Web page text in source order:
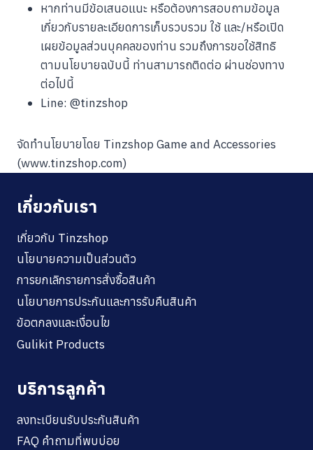
หากท่านมีข้อเสนอแนะ หรือต้องการสอบถามข้อมูล
เกี่ยวกับรายละเอียดการเก็บรวบรวม ใช้ และ/หรือเปิด
เผยข้อมูลส่วนบุคคลของท่าน รวมถึงการขอใช้สิทธิ
ตามนโยบายฉบับนี้ ท่านสามารถติดต่อ ผ่านช่องทาง
ต่อไปนี้
Line: @tinzshop
จัดทำนโยบายโดย Tinzshop Game and Accessories
(www.tinzshop.com)
เกี่ยวกับเรา
เกี่ยวกับ Tinzshop
นโยบายความเป็นส่วนตัว
การยกเลิกรายการสั่งซื้อสินค้า
นโยบายการประกันและการรับคืนสินค้า
ข้อตกลงและเงื่อนไข
Gulikit Products
บริการลูกค้า
ลงทะเบียนรับประกันสินค้า
FAQ คำถามที่พบบ่อย